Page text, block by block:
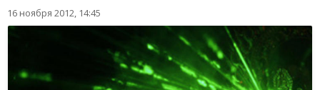
16 ноября 2012, 14:45